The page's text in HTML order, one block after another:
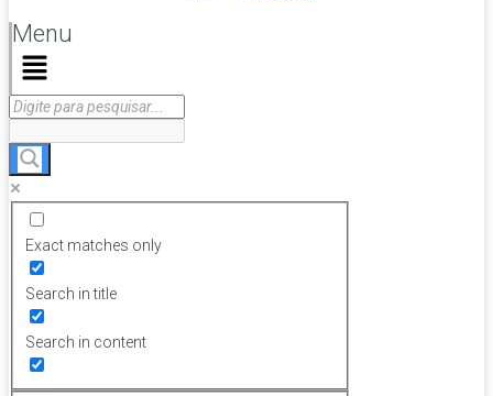
Menu
Exact matches only
Search in title
Search in content